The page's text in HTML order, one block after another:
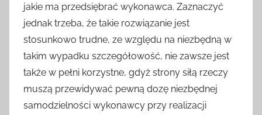
jakie ma przedsiębrać wykonawca. Zaznaczyć
jednak trzeba, że takie rozwiązanie jest
stosunkowo trudne, ze względu na niezbędną w
takim wypadku szczegółowość, nie zawsze jest
także w pełni korzystne, gdyż strony siłą rzeczy
muszą przewidywać pewną dozę niezbędnej
samodzielności wykonawcy przy realizacji